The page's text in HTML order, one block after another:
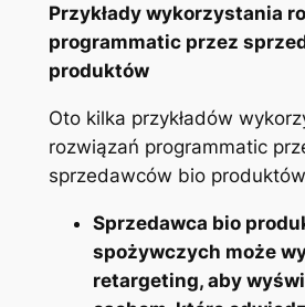
Przykłady wykorzystania
programmatic przez
produktów
Oto kilka przykładów
rozwiązań programmatic
sprzedawców bio
Sprzedawca bio
spożywczych może
retargeting, aby